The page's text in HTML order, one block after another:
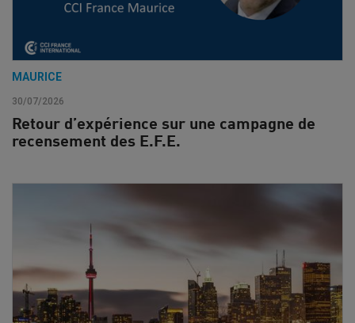
MAURICE
30/07/2026
Retour d’expérience sur une campagne de
recensement des E.F.E.